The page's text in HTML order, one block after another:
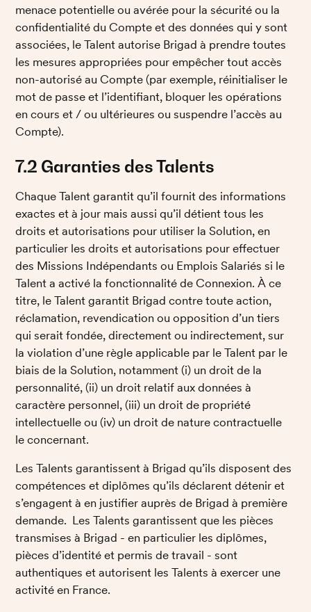
menace potentielle ou avérée pour la sécurité ou la
confidentialité du Compte et des données qui y sont
associées, le Talent autorise Brigad à prendre toutes
les mesures appropriées pour empêcher tout accès
non-autorisé au Compte (par exemple, réinitialiser le
mot de passe et l’identifiant, bloquer les opérations
en cours et / ou ultérieures ou suspendre l’accès au
Compte).
7.2 Garanties des Talents
Chaque Talent garantit qu’il fournit des informations
exactes et à jour mais aussi qu’il détient tous les
droits et autorisations pour utiliser la Solution, en
particulier les droits et autorisations pour effectuer
des Missions Indépendants ou Emplois Salariés si le
Talent a activé la fonctionnalité de Connexion. À ce
titre, le Talent garantit Brigad contre toute action,
réclamation, revendication ou opposition d’un tiers
qui serait fondée, directement ou indirectement, sur
la violation d’une règle applicable par le Talent par le
biais de la Solution, notamment (i) un droit de la
personnalité, (ii) un droit relatif aux données à
caractère personnel, (iii) un droit de propriété
intellectuelle ou (iv) un droit de nature contractuelle
le concernant.
Les Talents garantissent à Brigad qu’ils disposent des
compétences et diplômes qu’ils déclarent détenir et
s’engagent à en justifier auprès de Brigad à première
demande.  Les Talents garantissent que les pièces
transmises à Brigad - en particulier les diplômes,
pièces d’identité et permis de travail - sont
authentiques et autorisent les Talents à exercer une
activité en France.